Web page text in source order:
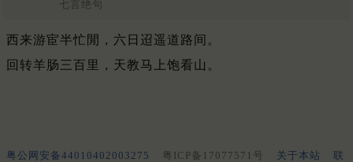
七言绝句
西来游宦半忙閒，六日迢遥道路间。
回转羊肠三百里，天教马上饱看山。
粤公网安备44010402003275 粤ICP备17077571号 关于本站
联